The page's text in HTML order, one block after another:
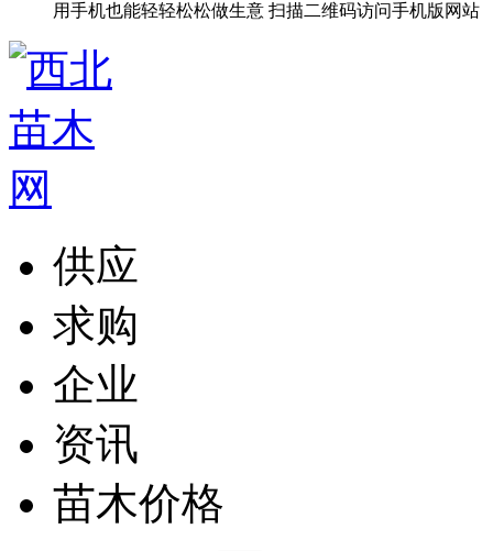
用手机也能轻轻松松做生意 扫描二维码访问手机版网站
供应
求购
企业
资讯
苗木价格